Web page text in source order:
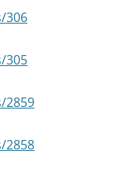
306
305
2859
2858